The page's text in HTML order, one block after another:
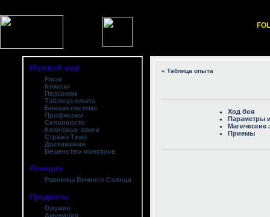
Игровой мир
Расы
Классы
Персонаж
Таблица опыта
Боевая система
Профессии
Склонности
Клановые замки
Стража Тира
Достижения
Бешенство монстров
Локации
Равнины Вечного Солнца
Предметы
Оружие
Амуниция
« Таблица опыта
Ход боя
Параметры
Приемы